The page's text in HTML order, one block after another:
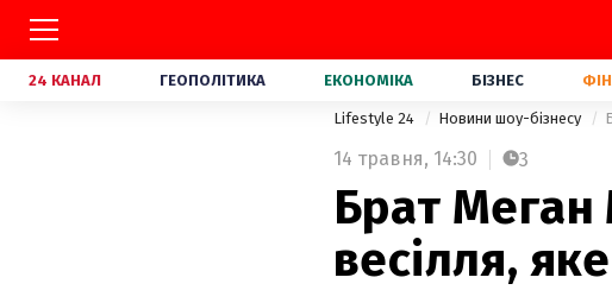
24 КАНАЛ ГЕОПОЛІТИКА ЕКОНОМІКА БІЗНЕС
Lifestyle 24 Новини шоу-бізнесу
14 травня, 14:30 3
Брат Меган
весілля,